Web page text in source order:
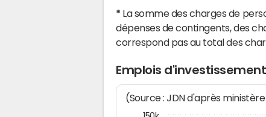
* La somme des charges de
dépenses de contingents, des
correspond pas au total des
Emplois
(Source : JDN d'après